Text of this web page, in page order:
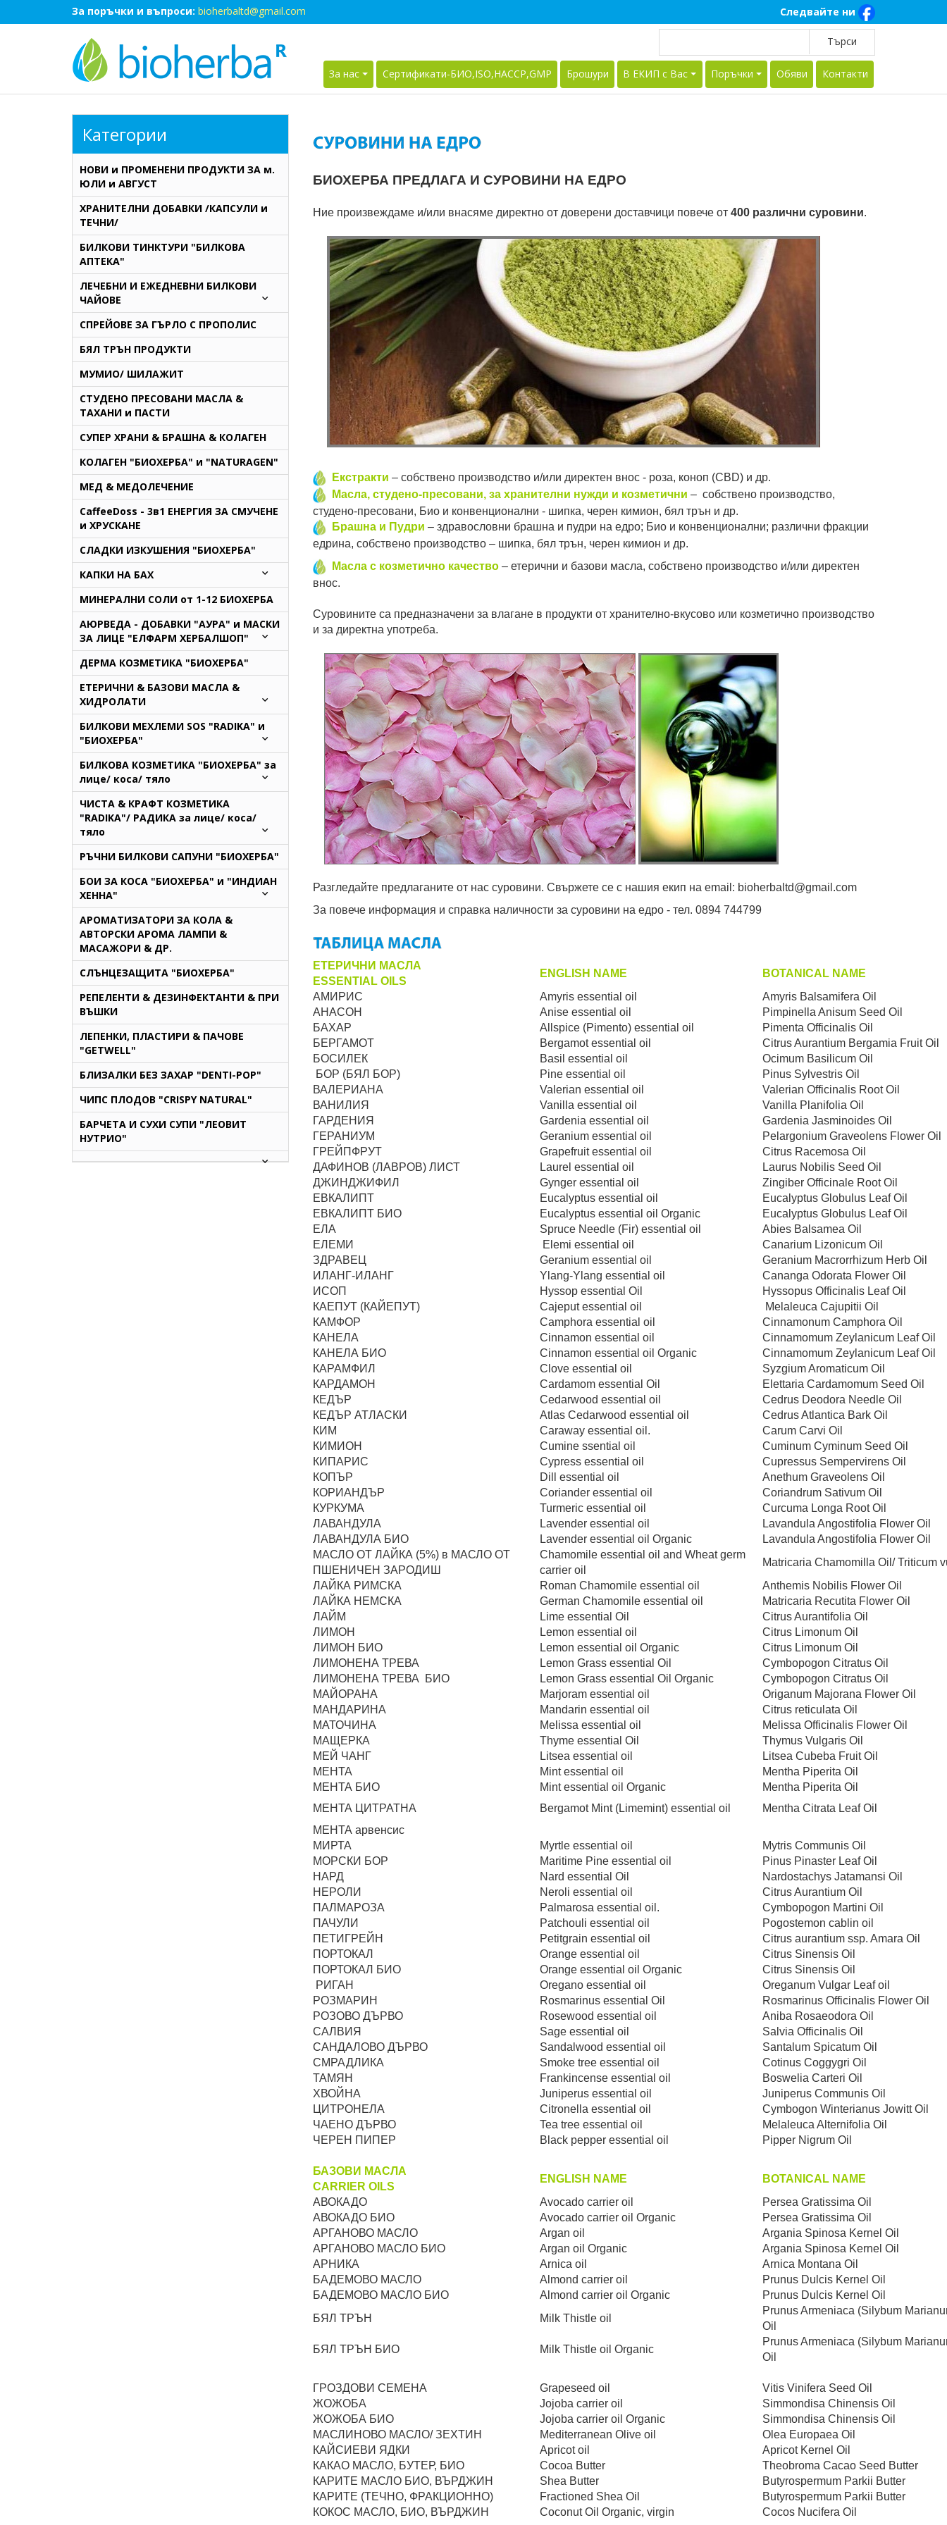
За поръчки и въпроси: bioherbaltd@gmail.com Следвайте ни
За нас Сертификати-БИО,ISO,HACCP,GMP Брошури В ЕКИП с Вас Поръчки Обяви Контакти
БИОХЕРБА ПРЕДЛАГА И СУРОВИНИ НА ЕДРО
Ние произвеждаме и/или внасяме директно от доверени доставчици повече от 400 различни суровини.
Екстракти – собствено производство и/или директен внос - роза, коноп (CBD) и др.
Масла, студено-пресовани, за хранителни нужди и козметични – собствено производство,
студено-пресовани, Био и конвенционални - шипка, черен кимион, бял трън и др.
Брашна и Пудри – здравословни брашна и пудри на едро; Био и конвенционални; различни фракции
едрина, собствено производство – шипка, бял трън, черен кимион и др.
Масла с козметично качество – етерични и базови масла, собствено производство и/или директен
внос.
Суровините са предназначени за влагане в продукти от хранително-вкусово или козметично производство
и за директна употреба.
Разгледайте предлаганите от нас суровини. Свържете се с нашия екип на email: bioherbaltd@gmail.com
За повече информация и справка наличности за суровини на едро - тел. 0894 744799
ЕТЕРИЧНИ МАСЛА
ESSENTIAL OILS
ENGLISH NAME
BOTANICAL NAME
АМИРИС
Amyris essential оil
Amyris Balsamifera Oil
АНАСОН
Anise еssential oil
Pimpinella Anisum Seed Oil
БАХАР
Allspice (Pimento) essential оil
Pimenta Officinalis Oil
БЕРГАМОТ
Bergamot essential oil
Citrus Aurantium Bergamia Fruit Oil
БОСИЛЕК
Basil essential oil
Ocimum Basilicum Oil
БОР (БЯЛ БОР)
Pine essential oil
Pinus Sylvestris Oil
ВАЛЕРИАНА
Valerian essential оil
Valerian Officinalis Root Oil
ВАНИЛИЯ
Vanilla essential оil
Vanilla Planifolia Oil
ГАРДЕНИЯ
Gardenia essential oil
Gardenia Jasminoides Oil
ГЕРАНИУМ
Geranium essential oil
Pelargonium Graveolens Flower Oil
ГРЕЙПФРУТ
Grapefruit essential oil
Citrus Racemosa Oil
ДАФИНОВ (ЛАВРОВ) ЛИСТ
Laurel essential оil
Laurus Nobilis Seed Oil
ДЖИНДЖИФИЛ
Gynger essential oil
Zingiber Officinale Root Oil
ЕВКАЛИПТ
Eucalyptus essential oil
Eucalyptus Globulus Leaf Oil
ЕВКАЛИПТ БИО
Eucalyptus essential oil Organic
Eucalyptus Globulus Leaf Oil
ЕЛА
Spruce Needle (Fir) essential oil
Abies Balsamea Oil
ЕЛЕМИ
Elemi essential оil
Canarium Lizonicum Oil
ЗДРАВЕЦ
Geranium essential оil
Geranium Macrorrhizum Herb Oil
ИЛАНГ-ИЛАНГ
Ylang-Ylang essential oil
Cananga Odorata Flower Oil
ИСОП
Hyssop essential Oil
Hyssopus Officinalis Leaf Oil
КАЕПУТ (КАЙЕПУТ)
Cajеput essential оil
Melaleuca Cajupitii Oil
КАМФОР
Camphora essential оil
Cinnamonum Camphora Oil
КАНЕЛА
Cinnamon essential oil
Cinnamomum Zeylanicum Leaf Oil
КАНЕЛА БИО
Cinnamon essential oil Organic
Cinnamomum Zeylanicum Leaf Oil
КАРАМФИЛ
Clove essential оil
Syzgium Aromaticum Oil
КАРДАМОН
Cardamom essential Oil
Elettaria Cardamomum Seed Oil
КЕДЪР
Cedarwood essential oil
Cedrus Deodora Needle Oil
КЕДЪР АТЛАСКИ
Atlas Cedarwood essential оil
Cedrus Atlantica Bark Oil
КИМ
Caraway essential oil.
Carum Carvi Oil
КИМИОН
Cumine ssential oil
Cuminum Cyminum Seed Oil
КИПАРИС
Cypress essential oil
Cupressus Sempervirens Oil
КОПЪР
Dill essential оil
Anethum Graveolens Oil
КОРИАНДЪР
Coriander essential оil
Coriandrum Sativum Oil
КУРКУМА
Turmeric essential оil
Curcuma Longa Root Oil
ЛАВАНДУЛА
Lavender essential oil
Lavandula Angostifolia Flower Oil
ЛАВАНДУЛА БИО
Lavender essential oil Organic
Lavandula Angostifolia Flower Oil
МАСЛО ОТ ЛАЙКА (5%) в МАСЛО ОТ
ПШЕНИЧЕН ЗАРОДИШ
Chamomile еssential oil and Wheat germ
сarrier oil
Matricaria Chamomilla Oil/ Triticum
ЛАЙКА РИМСКА
Roman Chamomile essential oil
Anthemis Nobilis Flower Oil
ЛАЙКА НЕМСКА
German Chamomile essential oil
Matricaria Recutita Flower Oil
ЛАЙМ
Lime essential Oil
Citrus Aurantifolia Oil
ЛИМОН
Lemon essential oil
Citrus Limonum Oil
ЛИМОН БИО
Lemon essential oil Organic
Citrus Limonum Oil
ЛИМОНЕНА ТРЕВА
Lemon Grass essential Oil
Cymbopogon Citratus Oil
ЛИМОНЕНА ТРЕВА БИО
Lemon Grass essential Oil Organic
Cymbopogon Citratus Oil
МАЙОРАНА
Marjoram essential oil
Origanum Majorana Flower Oil
МАНДАРИНА
Mandarin essential oil
Citrus reticulata Oil
МАТОЧИНА
Melissа essential оil
Melissa Officinalis Flower Oil
МАЩЕРКА
Thyme essential Oil
Thymus Vulgaris Oil
МЕЙ ЧАНГ
Litsea essential оil
Litsea Cubeba Fruit Oil
МЕНТА
Mint essential oil
Mentha Piperita Oil
МЕНТА БИО
Mint essential oil Organic
Mentha Piperita Oil
МЕНТА ЦИТРАТНА
Bergamot Mint (Limemint) essential оil
Mentha Citrata Leaf Oil
МЕНТА арвенсис
МИРТА
Myrtle essential oil
Mytris Communis Oil
МОРСКИ БОР
Maritime Pine essential оil
Pinus Pinaster Leaf Oil
НАРД
Nard essential Oil
Nardostachys Jatamansi Oil
НЕРОЛИ
Neroli essential oil
Citrus Aurantium Oil
ПАЛМАРОЗА
Palmarosa essential oil.
Cymbopogon Martini Oil
ПАЧУЛИ
Patchouli essential oil
Pogostemon cablin oil
ПЕТИГРЕЙН
Petitgrain essential oil
Citrus aurantium ssp. Amara Oil
ПОРТОКАЛ
Orange essential oil
Citrus Sinensis Oil
ПОРТОКАЛ БИО
Orange essential oil Organic
Citrus Sinensis Oil
РИГАН
Oregano essential oil
Oreganum Vulgar Leaf oil
РОЗМАРИН
Rosmarinus essential Oil
Rosmarinus Officinalis Flower Oil
РОЗОВО ДЪРВО
Rosewood essential oil
Aniba Rosaeodora Oil
САЛВИЯ
Sage essential oil
Salvia Officinalis Oil
САНДАЛОВО ДЪРВО
Sandalwоod essential oil
Santalum Spicatum Oil
СМРАДЛИКА
Smoke tree essential oil
Cotinus Coggygri Oil
ТАМЯН
Frankincense essential оil
Boswelia Carteri Oil
ХВОЙНА
Juniperus essential oil
Juniperus Communis Oil
ЦИТРОНЕЛА
Citronella essential oil
Cymbogon Winterianus Jowitt Oil
ЧАЕНО ДЪРВО
Tea tree essential oil
Melaleuca Alternifolia Oil
ЧЕРЕН ПИПЕР
Black pepper essential oil Pipper Nigrum Oil
БАЗОВИ МАСЛА
CARRIER OILS
ENGLISH NAME
BOTANICAL NAME
АВОКАДО
Avocado carrier oil
Persea Gratissima Oil
АВОКАДО БИО
Avocado carrier oil Organic
Persea Gratissima Oil
АРГАНОВО МАСЛО
Argan oil
Argania Spinosa Kernel Oil
АРГАНОВО МАСЛО БИО
Argan oil Organic
Argania Spinosa Kernel Oil
АРНИКА
Arnica oil
Arnica Montana Oil
БАДЕМОВО МАСЛО
Almond carrier oil
Prunus Dulcis Kernel Oil
БАДЕМОВО МАСЛО БИО
Almond carrier oil Organic
Prunus Dulcis Kernel Oil
БЯЛ ТРЪН
Milk Thistle oil
Prunus Armeniaca (Silybum
Oil
БЯЛ ТРЪН БИО
Milk Thistle oil Organic
Prunus Armeniaca (Silybum
Oil
ГРОЗДОВИ СЕМЕНА Grapeseed oil
Vitis Vinifera Seed Oil
ЖОЖОБА
Jojoba carrier oil
Simmondisa Chinensis Oil
ЖОЖОБА БИО
Jojoba carrier oil Organic
Simmondisa Chinensis Oil
МАСЛИНОВО МАСЛО/ ЗЕХТИН
Mediterranean Olive oil
Olea Europaea Oil
КАЙСИЕВИ ЯДКИ
Apricot oil
Apricot Kernel Oil
КАКАО МАСЛО, БУТЕР, БИО
Cocoa Butter
Theobroma Cacao Seed Butter
КАРИТЕ МАСЛО БИО, ВЪРДЖИН
Shea Butter
Butyrospermum Parkii Butter
КАРИТЕ (ТЕЧНО, ФРАКЦИОННО)
Fractioned Shea Oil
Butyrospermum Parkii Butter
КОКОС МАСЛО, БИО, ВЪРДЖИН
Coconut Oil Organic, virgin Cocos Nucifera Oil
Категории
НОВИ и ПРОМЕНЕНИ ПРОДУКТИ ЗА м.
ЮЛИ и АВГУСТ
ХРАНИТЕЛНИ ДОБАВКИ /КАПСУЛИ и
ТЕЧНИ/
БИЛКОВИ ТИНКТУРИ "БИЛКОВА
АПТЕКА"
ЛЕЧЕБНИ И ЕЖЕДНЕВНИ БИЛКОВИ
ЧАЙОВЕ
СПРЕЙОВЕ ЗА ГЪРЛО С ПРОПОЛИС
БЯЛ ТРЪН ПРОДУКТИ
МУМИО/ ШИЛАЖИТ
СТУДЕНО ПРЕСОВАНИ МАСЛА &
ТАХАНИ и ПАСТИ
СУПЕР ХРАНИ & БРАШНА & КОЛАГЕН
КОЛАГЕН "БИОХЕРБА" и "NATURAGEN"
МЕД & МЕДОЛЕЧЕНИЕ
CaffeeDoss - 3в1 ЕНЕРГИЯ ЗА СМУЧЕНЕ
и ХРУСКАНЕ
СЛАДКИ ИЗКУШЕНИЯ "БИОХЕРБА"
КАПКИ НА БАХ
МИНЕРАЛНИ СОЛИ от 1-12 БИОХЕРБА
AЮРВЕДА - ДОБАВКИ "АУРА" и МАСКИ
ЗА ЛИЦЕ "ЕЛФАРМ ХЕРБАЛШОП"
ДЕРМА КОЗМЕТИКА "БИОХЕРБА"
ЕТЕРИЧНИ & БАЗОВИ МАСЛА &
ХИДРОЛАТИ
БИЛКОВИ МЕХЛЕМИ SOS "RADIKA" и
"БИОХЕРБА"
БИЛКОВА КОЗМЕТИКА "БИОХЕРБА" за
лице/ коса/ тяло
ЧИСТА & КРАФТ КОЗМЕТИКА
"RADIKA"/ РАДИКА за лице/ коса/
тяло
РЪЧНИ БИЛКОВИ САПУНИ "БИОХЕРБА"
БОИ ЗА КОСА "БИОХЕРБА" и "ИНДИАН
ХЕННА"
АРОМАТИЗАТОРИ ЗА КОЛА &
АВТОРСКИ АРОМА ЛАМПИ &
МАСАЖОРИ & ДР.
СЛЪНЦЕЗАЩИТА "БИОХЕРБА"
РЕПЕЛЕНТИ & ДЕЗИНФЕКТАНТИ & ПРИ
ВЪШКИ
ЛЕПЕНКИ, ПЛАСТИРИ & ПАЧОВЕ
"GETWELL"
БЛИЗАЛКИ БЕЗ ЗАХАР "DENTI-POP"
ЧИПС ПЛОДОВ "CRISPY NATURAL"
БАРЧЕТА И СУХИ СУПИ "ЛЕОВИТ
НУТРИО"